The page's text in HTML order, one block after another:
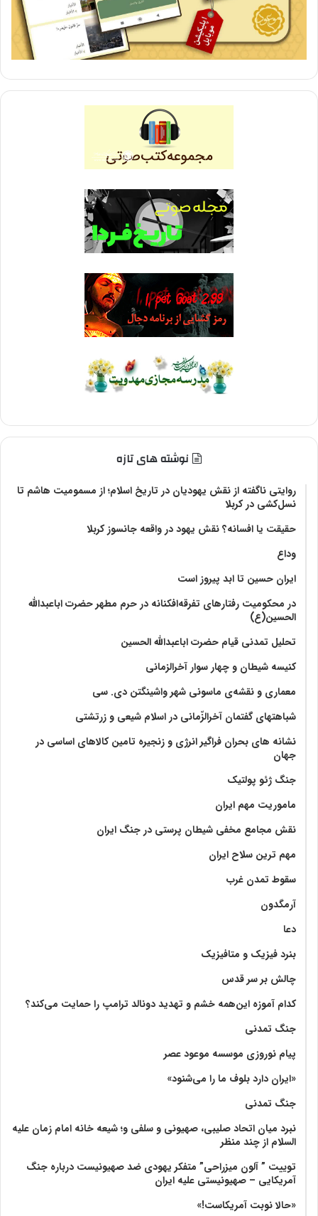
نوشته های تازه
روایتی ناگفته از نقش یهودیان در تاریخ اسلام؛ از مسمومیت هاشم تا
نسل‌کشی در کربلا
حقیقت یا افسانه؟‌ نقش یهود در واقعه جانسوز کربلا
وداع
ایران حسین تا ابد پیروز است
در محکومیت رفتارهای تفرقه‌افکنانه در حرم مطهر حضرت اباعبدالله
الحسین(ع)
تحلیل تمدنی قیام حضرت اباعبدالله الحسین
کنیسه شیطان و چهار سوار آخرالزمانی
معماری و نقشه‌ی ماسونی شهر واشينگتن دی. سی
شباهتهای گفتمان آخر‌الزّمانی در اسلام شیعی و زرتشتی
نشانه های بحران فراگیر انرژی و زنجیره تامین کالاهای اساسی در
جهان
جنگ ژئو پولتیک
ماموریت مهم ایران
نقش مجامع مخفی شیطان پرستی در جنگ ایران
مهم ترین سلاح ایران
سقوط تمدن غرب
آرمگدون
دعا
بنرد فیزیک و متافیزیک
چالش بر سر قدس
کدام آموزه این‌همه خشم و تهدید دونالد ترامپ را حمایت می‌کند؟
جنگ تمدنی
پیام نوروزی موسسه موعود عصر
«ایران دارد بلوف ما را می‌شنود»
جنگ تمدنی
نبرد میان اتحاد صلیبی، صهیونی و سلفی و؛ شیعه خانه امام زمان علیه
السلام از چند منظر
توییت ” آلون میزراحی” متفکر یهودی ضد صهیونیست درباره جنگ
آمریکایی – صهیونیستی علیه ایران
«حالا نوبت آمریکاست!»